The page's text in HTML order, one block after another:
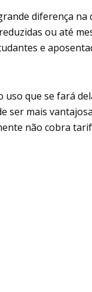
diferença na
ou até
e
que se fará
ser mais
não cobra